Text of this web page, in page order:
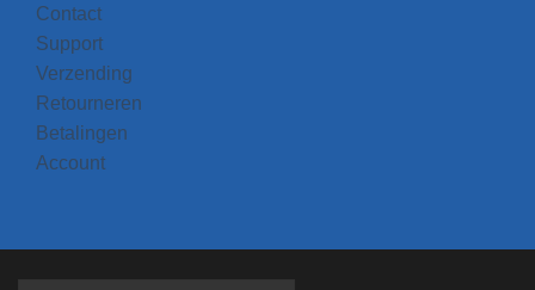
Contact
Support
Verzending
Retourneren
Betalingen
Account